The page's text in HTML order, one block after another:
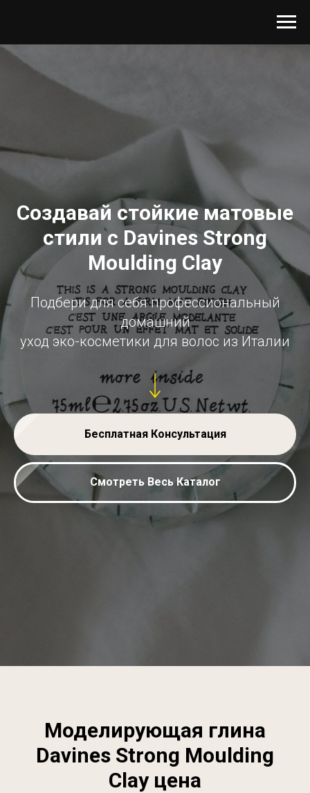
Создавай стойкие матовые
стили с Davines Strong
Moulding Clay
Подбери для себя профессиональный
домашний
уход эко-косметики для волос из Италии
Бесплатная Консультация
Смотреть Весь Каталог
Моделирующая глина
Davines Strong Moulding
Clay цена